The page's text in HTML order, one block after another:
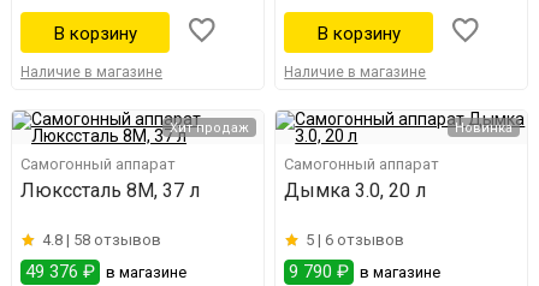
Наличие в магазине Наличие в магазине
Хит продаж
Самогонный аппарат
Люкссталь 8М, 37 л
4.8 | 58 отзывов
49 376 ₽ в магазине
Новинка
Самогонный аппарат
Дымка 3.0, 20 л
5 |6 отзывов
9 790 ₽ в магазине